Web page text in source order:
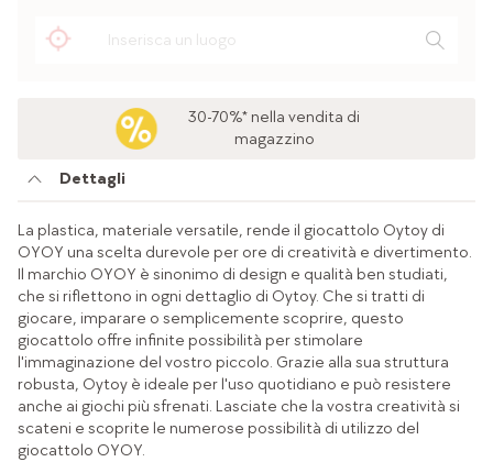
30-70%* nella vendita di
magazzino
Dettagli
La plastica, materiale versatile, rende il giocattolo Oytoy di
OYOY una scelta durevole per ore di creatività e divertimento.
Il marchio OYOY è sinonimo di design e qualità ben studiati,
che si riflettono in ogni dettaglio di Oytoy. Che si tratti di
giocare, imparare o semplicemente scoprire, questo
giocattolo offre infinite possibilità per stimolare
l'immaginazione del vostro piccolo. Grazie alla sua struttura
robusta, Oytoy è ideale per l'uso quotidiano e può resistere
anche ai giochi più sfrenati. Lasciate che la vostra creatività si
scateni e scoprite le numerose possibilità di utilizzo del
giocattolo OYOY.